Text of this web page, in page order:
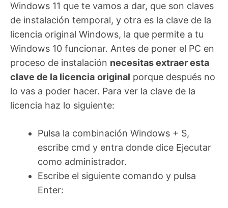
Windows 11 que te vamos a dar, que son claves
de instalación temporal, y otra es la clave de la
licencia original Windows, la que permite a tu
Windows 10 funcionar. Antes de poner el PC en
proceso de instalación necesitas extraer esta
clave de la licencia original porque después no
lo vas a poder hacer. Para ver la clave de la
licencia haz lo siguiente:
Pulsa la combinación Windows + S,
escribe cmd y entra donde dice Ejecutar
como administrador.
Escribe el siguiente comando y pulsa
Enter: